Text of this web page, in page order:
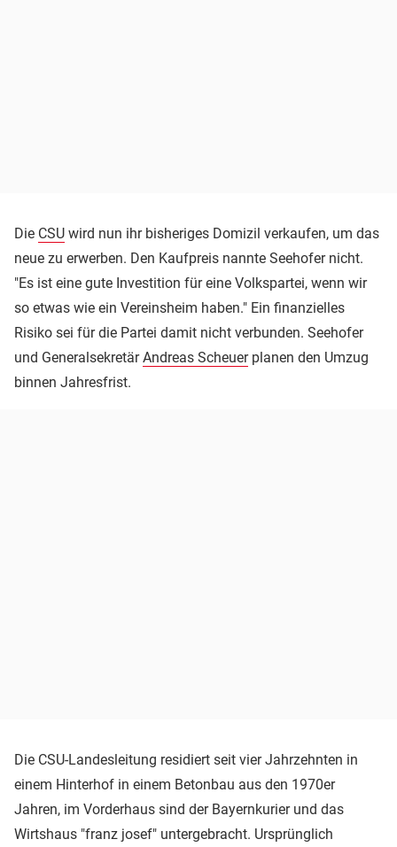
Die CSU wird nun ihr bisheriges Domizil verkaufen, um das
neue zu erwerben. Den Kaufpreis nannte Seehofer nicht.
"Es ist eine gute Investition für eine Volkspartei, wenn wir
so etwas wie ein Vereinsheim haben." Ein finanzielles
Risiko sei für die Partei damit nicht verbunden. Seehofer
und GeneralsekretärAndreas Scheuerplanen den Umzug
binnen Jahresfrist.
Die CSU-Landesleitung residiert seit vier Jahrzehnten in
einem Hinterhof in einem Betonbau aus den 1970er
Jahren, im Vorderhaus sind der Bayernkurier und das
Wirtshaus "franz josef" untergebracht. Ursprünglich